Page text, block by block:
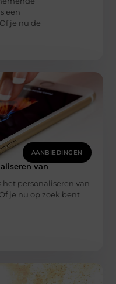
een
je nu de
AANBIEDINGEN
van
personaliseren van
je nu op zoek bent